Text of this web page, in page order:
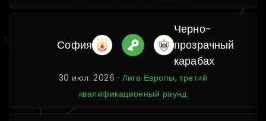
София
Черно-
прозрачный
карабах
30 июл. 2026 · Лига Европы, третий
квалификационный раунд